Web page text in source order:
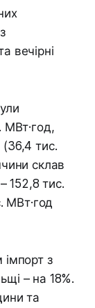
вечірні
МВт·год,
тис.
склав
152,8 тис.
МВт·год
імпорт з
– на 18%.
та